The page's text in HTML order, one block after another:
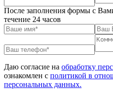
После заполнения формы с
течение 24 часов
Даю согласие на обработку
ознакомлен с политикой в
персональных данных.